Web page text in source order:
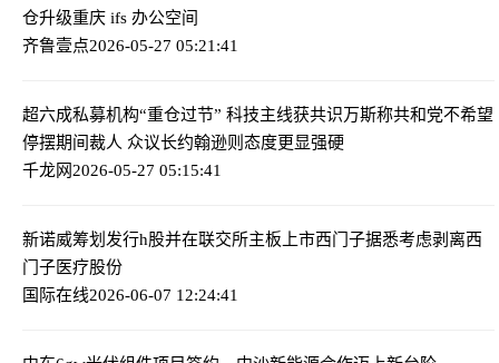
仓升级重庆 ifs 办公空间
齐鲁壹点2026-05-27 05:21:41
超六成私募机构“重仓过节” 科技主线获共识万斯称共和党不希望
停摆期间裁人 众议长约翰逊则态度更显强硬
千龙网2026-05-27 05:15:41
新诺威筹划发行h股并在联交所主板上市西门子据悉考虑剥离西
门子医疗股份
国际在线2026-06-07 12:24:41